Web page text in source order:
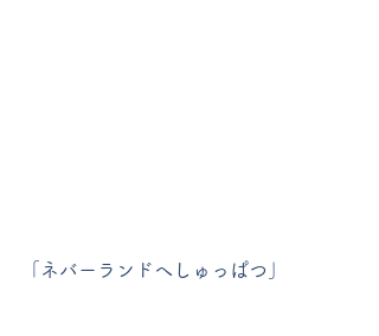
「ネバーランドへしゅっぱつ」